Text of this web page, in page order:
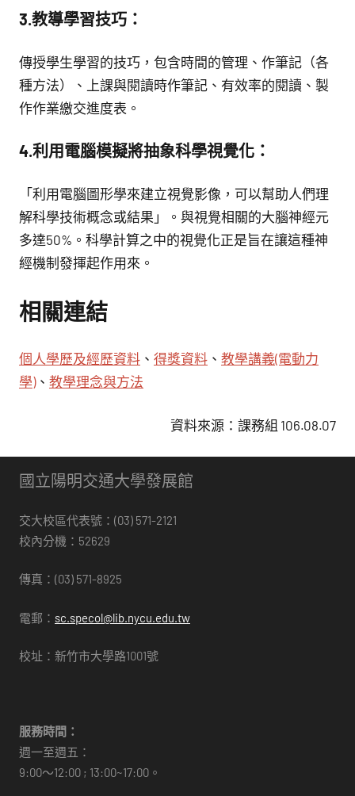
3.教導學習技巧：
傳授學生學習的技巧，包含時間的管理、作筆記（各
種方法）、上課與閱讀時作筆記、有效率的閱讀、製
作作業繳交進度表。
4.利用電腦模擬將抽象科學視覺化：
「利用電腦圖形學來建立視覺影像，可以幫助人們理
解科學技術概念或結果」。與視覺相關的大腦神經元
多達50%。科學計算之中的視覺化正是旨在讓這種神
經機制發揮起作用來。
相關連結
個人學歷及經歷資料 、 得獎資料 、 教學講義(電動力
學)、 教學理念與方法
資料來源：課務組 106.08.07
國立陽明交通大學發展館
交大校區代表號：(03) 571-2121
校內分機：52629
傳真：(03) 571-8925
電郵： sc.specol@lib.nycu.edu.tw
校址：新竹市大學路1001號
服務時間：
週一至週五：
9:00～12:00 ; 13:00~17:00。